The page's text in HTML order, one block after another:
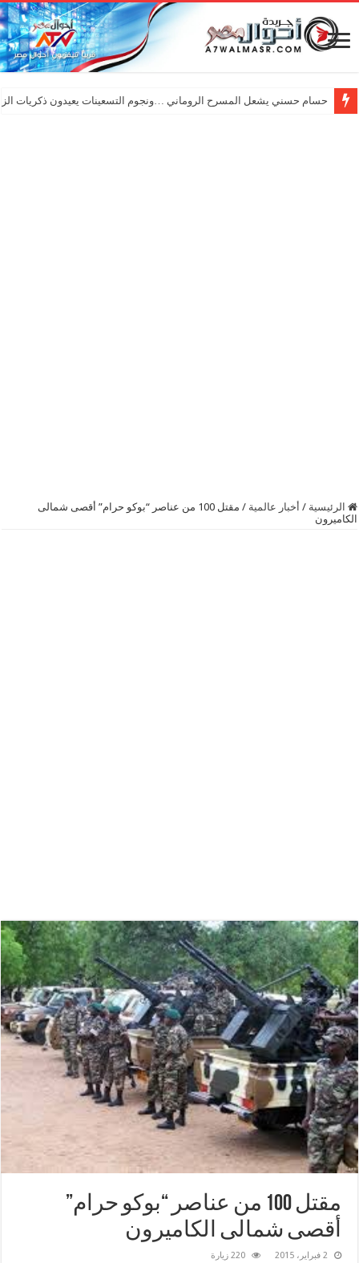
حسام حسني يشعل المسرح الروماني …ونجوم التسعينات يعيدون ذكريات
الرئيسية / أخبار عالمية /
مقتل 100 من عناصر “‫‏بوكو حرام‬” أقصى شمالى
‫‏الكاميرون‬
مقتل 100 من عناصر “‫‏بوكو حرام‬”
أقصى شمالى ‫‏الكاميرون‬
2 فبراير، 2015 220 زيارة